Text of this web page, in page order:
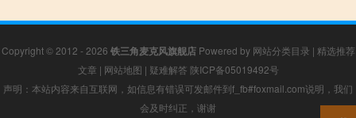
Copyright © 2012 - 2026 铁三角麦克风旗舰店Powered by 网站分类目录 | 精选推荐
文章 | 网站地图 | 疑难解答 陕ICP备05019492号
声明：本站内容来自互联网，如信息有错误可发邮件到f_fb#foxmail.com说明，我们
会及时纠正，谢谢